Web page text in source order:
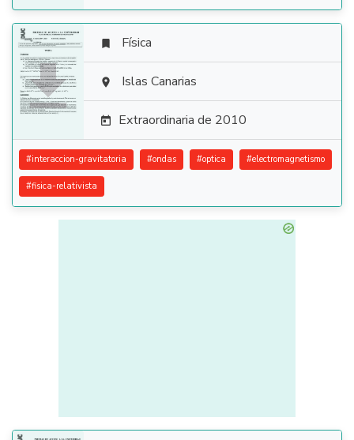

 Física
 Islas Canarias
 Extraordinaria de 2010
#interaccion-gravitatoria #ondas #optica #electromagnetismo
#fisica-relativista